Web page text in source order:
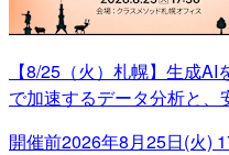
【8/25（火）札幌】生成AI
で加速するデータ分析と、
開催前2026年8月25日(火)